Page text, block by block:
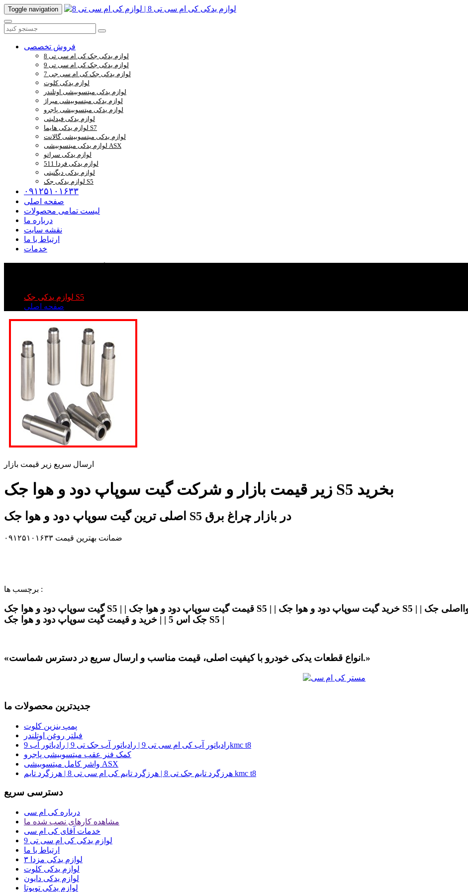
Toggle navigation
فروش تخصصی
لوازم یدکی جک کی ام سی تی 8
لوازم یدکی جک کی ام سی تی 9
لوازم یدکی جک کی ام سی جی 7
لوازم یدکی کلوت
لوازم یدکی میتسوبیشی اوتلندر
لوازم یدکی میتسوبیشی میراژ
لوازم یدکی میتسوبیشی پاجرو
لوازم یدکی فیدلیتی
لوازم یدکی هایما S7
لوازم یدکی میتسوبیشی گالانت
لوازم یدکی میتسوبیشی ASX
لوازم یدکی سراتو
لوازم یدکی فردا 511
لوازم یدکی دیگنیتی
لوازم یدکی جک S5
۰۹۱۲۵۱۰۱۶۳۳
صفحه اصلی
لیست تمامی محصولات
درباره ما
نقشه سایت
ارتباط با ما
خدمات
لوازم یدکی جک S5
صفحه اصلی
ارسال سریع زیر قیمت بازار
زیر قیمت بازار و شرکت گیت سوپاپ دود و هوا جک S5 بخرید
اصلی ترین گیت سوپاپ دود و هوا جک S5 در بازار چراغ برق
ضمانت بهترین قیمت ۰۹۱۲۵۱۰۱۶۳۳
برچسب ها :
گیت سوپاپ دود و هوا جک S5 | | قیمت گیت سوپاپ دود و هوا جک S5 | | خرید گیت سوپاپ دود و هوا جک S5 | | گیت سوپاپ دود و هوااصلی جک S5 | | گیت سوپاپ دود و هوا
جک اس 5 | | خرید و قیمت گیت سوپاپ دود و هوا جک S5 |
«انواع قطعات یدکی خودرو با کیفیت اصلی، قیمت مناسب و ارسال سریع در دسترس شماست.»
جدیدترین محصولات ما
پمپ بنزین کلوت
فیلتر روغن اوتلندر
رادیاتور آب کی ام سی تی 9 | رادیاتور آب جک تی 9 | رادیاتور آب 9kmc t8
کمک فنر عقب میتسوبیشی پاجرو
واشر کامل میتسوبیشی ASX
هرزگرد تایم جک تی 8 | هرزگرد تایم کی ام سی تی 8 | هرزگرد تایم kmc t8
دسترسی سریع
درباره کی ام سی
مشاهده کارهای نصب شده ما
خدمات آقای کی ام سی
لوازم یدکی کی ام سی تی 9
ارتباط با ما
لوازم یدکی مزدا ۳
لوازم یدکی کلوت
لوازم یدکی دایون
لوازم یدکی تویوتا